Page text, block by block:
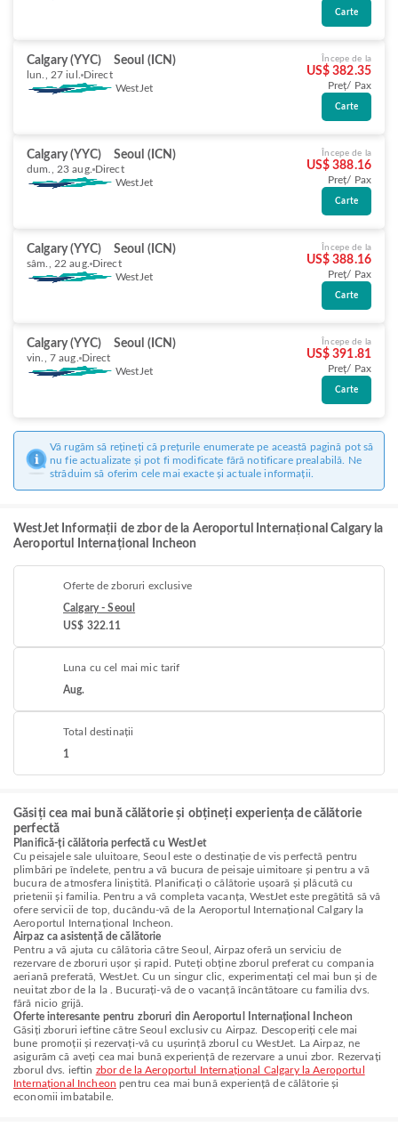
Carte
Calgary (YYC) Seoul (ICN)
lun., 27 iul.
Direct
WestJet
Începe de la
US$ 382.35
Preț/ Pax
Carte
Calgary (YYC) Seoul (ICN)
dum., 23 aug. Direct
WestJet
Începe de la
US$ 388.16
Preț/ Pax
Carte
Calgary (YYC) Seoul (ICN)
sâm., 22 aug. Direct
WestJet
Începe de la
US$ 388.16
Preț/ Pax
Carte
Calgary (YYC) Seoul (ICN)
vin., 7 aug. Direct
WestJet
Începe de la
US$ 391.81
Preț/ Pax
Carte
Vă rugăm să rețineți că prețurile enumerate pe această pagină pot să
nu fie actualizate și pot fi modificate fără notificare prealabilă. Ne
străduim să oferim cele mai exacte și actuale informații.
WestJet Informații de zbor de la Aeroportul Internațional Calgary la
Aeroportul Internațional Incheon
Oferte de zboruri exclusive
Calgary - Seoul
US$ 322.11
Luna cu cel mai mic tarif
Aug.
Total destinații
1
Găsiți cea mai bună călătorie și obțineți experiența de călătorie
perfectă
Planifică-ți călătoria perfectă cu WestJet
Cu peisajele sale uluitoare, Seoul este o destinație de vis perfectă pentru
plimbări pe îndelete, pentru a vă bucura de peisaje uimitoare și pentru a vă
bucura de atmosfera liniștită. Planificați o călătorie ușoară și plăcută cu
prietenii și familia. Pentru a vă completa vacanța, WestJet este pregătită să vă
ofere servicii de top, ducându-vă de la Aeroportul Internațional Calgary la
Aeroportul Internațional Incheon.
Airpaz ca asistență de călătorie
Pentru a vă ajuta cu călătoria către Seoul, Airpaz oferă un serviciu de
rezervare de zboruri ușor și rapid. Puteți obține zborul preferat cu compania
aeriană preferată, WestJet. Cu un singur clic, experimentați cel mai bun și de
neuitat zbor de la la . Bucurați-vă de o vacanță încântătoare cu familia dvs.
fără nicio grijă.
Oferte interesante pentru zboruri din Aeroportul Internațional Incheon
Găsiți zboruri ieftine către Seoul exclusiv cu Airpaz. Descoperiți cele mai
bune promoții și rezervați-vă cu ușurință zborul cu WestJet. La Airpaz, ne
asigurăm că aveți cea mai bună experiență de rezervare a unui zbor. Rezervați
zborul dvs. ieftin zbor de la Aeroportul Internațional Calgary la Aeroportul
Internațional Incheon pentru cea mai bună experiență de călătorie și
economii imbatabile.